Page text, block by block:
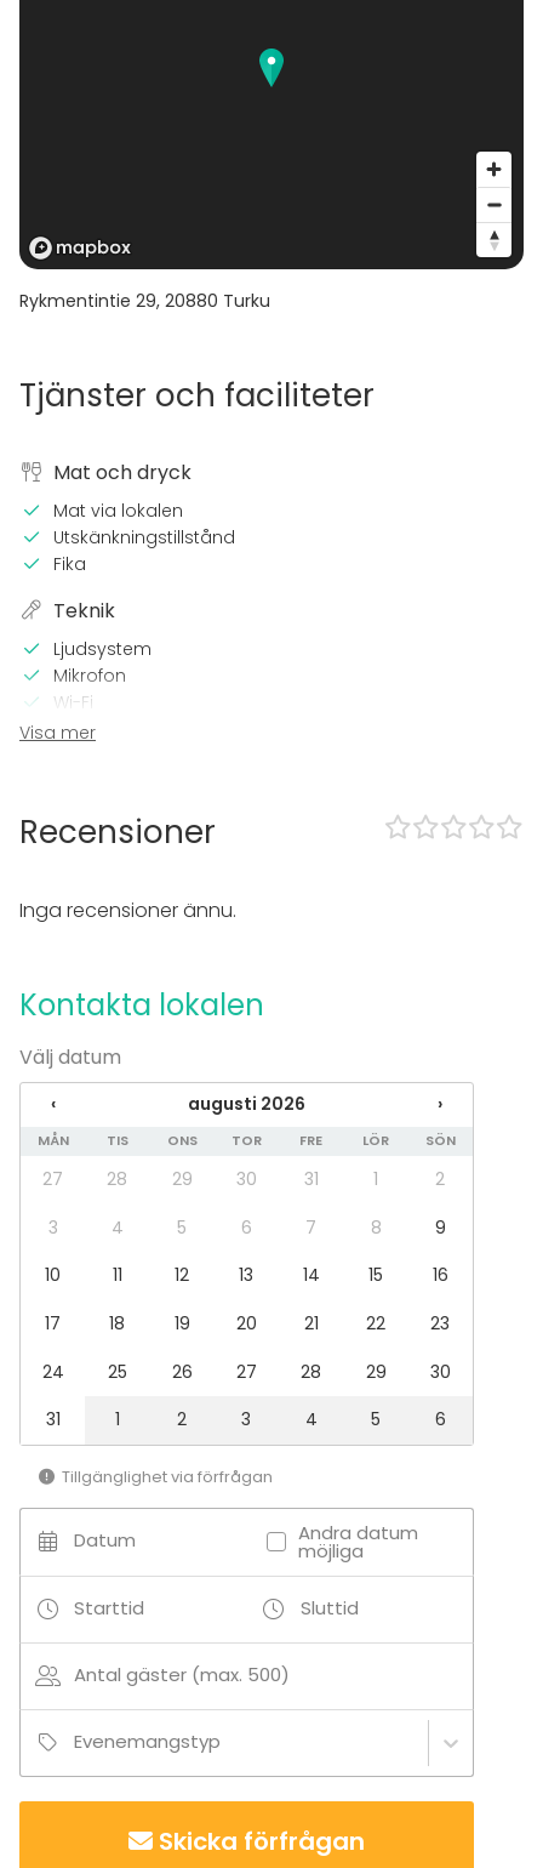
Rykmentintie 29, 20880 Turku
Tjänster och faciliteter
Mat och dryck
Mat via lokalen
Utskänkningstillstånd
Fika
Teknik
Ljudsystem
Mikrofon
Wi-Fi
TV
Högljudd musik OK
Servis
Evenemang
Fest
Spa / relax / bastu
Middag / Lunch
Konferens
Föreställning / show
Stuga / boende
Julbord / Julfest
Lokal
Bankettsal
Herrgård / Villa
Terrass / Gårdsplan
Bar
Tilläggsuppgifter om aktiviteter
Kauttamme on mahdollista tilata myös esiintyjiä,
juontajia sekä monia muita ohjelmanumeroita
tapahtumaanne – kysy lisää!
Visa mer
Recensioner
Inga recensioner ännu.
Kontakta lokalen
Välj datum
‹ augusti 2026 ›
MÅN TIS ONS TOR FRE LÖR SÖN
27 28 29 30 31 1
2
3
4 5 6 7 8
9
10
11 12 13 14 15
16
17
18 19 20 21 22
23
24
25 26 27 28 29
30
31
1 2 3 4 5 6
Tillgänglighet via förfrågan
Datum Andra datum
möjliga
Starttid Sluttid
Antal gäster (max. 500)
Evenemangstyp
Skicka förfrågan